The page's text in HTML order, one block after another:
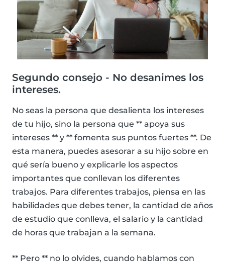
Segundo consejo - No desanimes los
intereses.
No seas la persona que desalienta los intereses
de tu hijo, sino la persona que ** apoya sus
intereses ** y ** fomenta sus puntos fuertes **. De
esta manera, puedes asesorar a su hijo sobre en
qué sería bueno y explicarle los aspectos
importantes que conllevan los diferentes
trabajos. Para diferentes trabajos, piensa en las
habilidades que debes tener, la cantidad de años
de estudio que conlleva, el salario y la cantidad
de horas que trabajan a la semana.
** Pero ** no lo olvides, cuando hablamos con